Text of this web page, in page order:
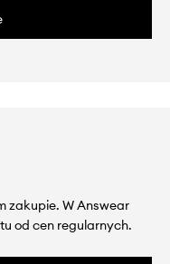
zakupie. W Answear
od cen regularnych.